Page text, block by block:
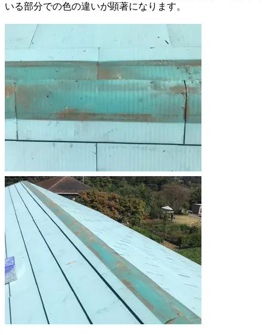
いる部分での色の違いが顕著になります。